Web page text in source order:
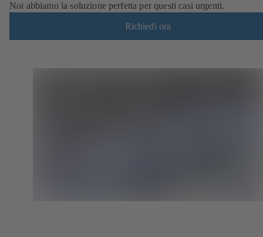
Noi abbiamo la soluzione perfetta per questi casi urgenti.
Richiedi ora